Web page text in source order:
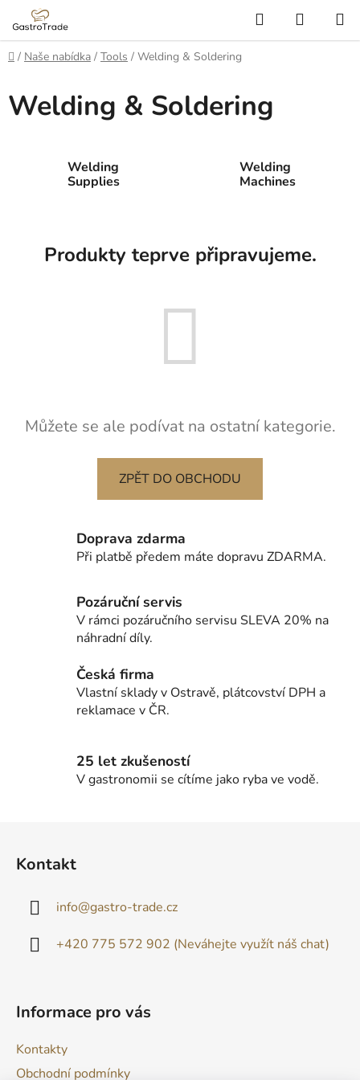
obsah
Hledat
KOŠÍK
Domů
/ Naše nabídka / Tools / Welding & Soldering
Welding & Soldering
Welding
Supplies
Welding
Machines
Produkty teprve připravujeme.
Můžete se ale podívat na ostatní kategorie.
ZPĚT DO OBCHODU
Doprava zdarma
Při platbě předem máte dopravu ZDARMA.
Pozáruční servis
V rámci pozáručního servisu SLEVA 20% na
náhradní díly.
Česká firma
Vlastní sklady v Ostravě, plátcovství DPH a
reklamace v ČR.
25 let zkušeností
V gastronomii se cítíme jako ryba ve vodě.
Kontakt
info@gastro-trade.cz
+420 775 572 902 (Neváhejte využít náš chat)
Informace pro vás
Kontakty
Obchodní podmínky